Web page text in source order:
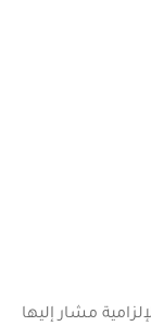
مشار إليها